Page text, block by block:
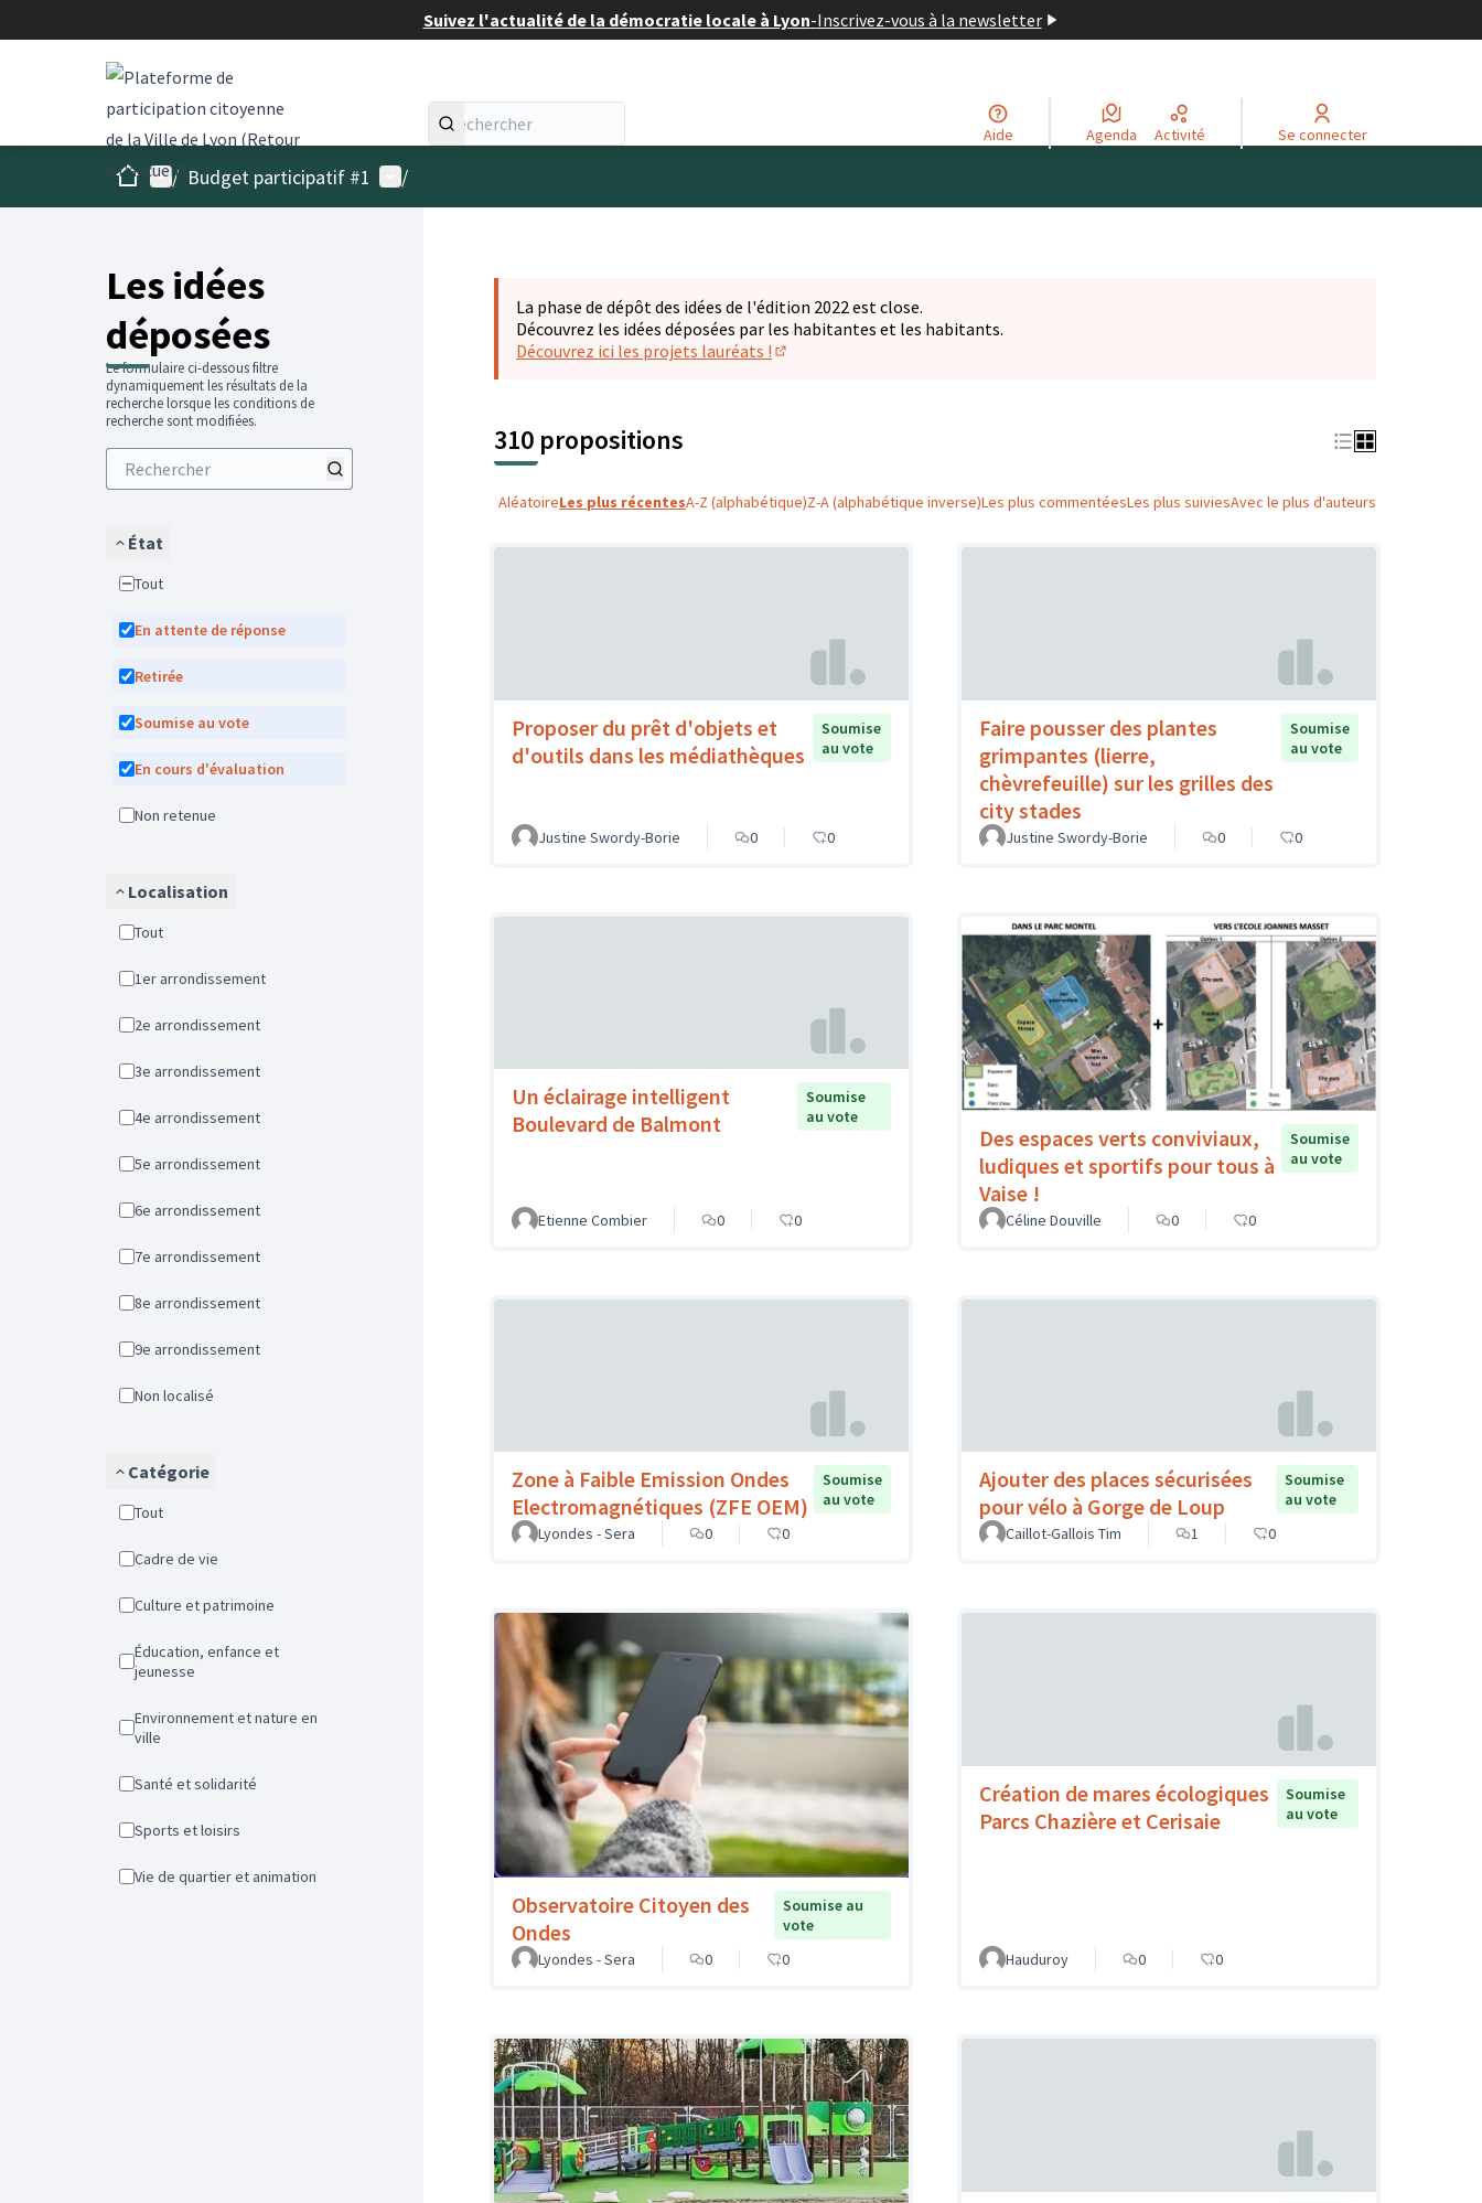
Suivez l'actualité de la démocratie locale à Lyon-Inscrivez-vous à la newsletter
Aide Agenda Activité Se connecter
AccueilMenu principal
/ Budget participatif #1 Menu utilisateur
/
Les idées
déposées
Le formulaire ci-dessous filtre
dynamiquement les résultats de la
recherche lorsque les conditions de
recherche sont modifiées.
État
Tout
En attente de réponse
Retirée
Soumise au vote
En cours d'évaluation
Non retenue
Localisation
Tout
1er arrondissement
2e arrondissement
3e arrondissement
4e arrondissement
5e arrondissement
6e arrondissement
7e arrondissement
8e arrondissement
9e arrondissement
Non localisé
Catégorie
Tout
Cadre de vie
Culture et patrimoine
Éducation, enfance et
jeunesse
Environnement et nature en
ville
Santé et solidarité
Sports et loisirs
Vie de quartier et animation
La phase de dépôt des idées de l'édition 2022 est close.
Découvrez les idées déposées par les habitantes et les habitants.
Découvrez ici les projets lauréats !
310 propositions
AléatoireLes plus récentesA-Z (alphabétique)Z-A (alphabétique inverse)Les plus commentéesLes plus suiviesAvec le plus d'auteurs
Proposer du prêt d'objets et
d'outils dans les médiathèques
Soumise
au vote
Justine Swordy-Borie 0 0
Faire pousser des plantes
grimpantes (lierre,
chèvrefeuille) sur les grilles des
city stades
Soumise
au vote
Justine Swordy-Borie 0 0
Un éclairage intelligent
Boulevard de Balmont
Soumise
au vote
Etienne Combier 0 0
Des espaces verts conviviaux,
ludiques et sportifs pour tous à
Vaise !
Soumise
au vote
Céline Douville 0 0
Zone à Faible Emission Ondes
Electromagnétiques (ZFE OEM)
Soumise
au vote
Lyondes - Sera
0 0
Ajouter des places sécurisées
pour vélo à Gorge de Loup
Soumise
au vote
Caillot-Gallois Tim
1 0
Observatoire Citoyen des
Ondes
Soumise au
vote
Lyondes - Sera
0 0
Création de mares écologiques
Parcs Chazière et Cerisaie
Soumise
au vote
Hauduroy 0 0